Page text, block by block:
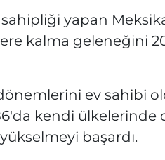
yapan
kalma geleneğini
ev sahibi
kendi ülkelerinde
başardı.